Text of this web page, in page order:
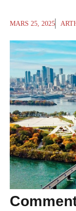
MARS 25, 2025